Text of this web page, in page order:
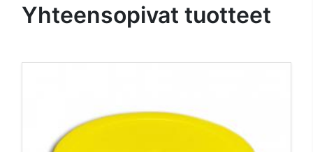
Yhteensopivat tuotteet